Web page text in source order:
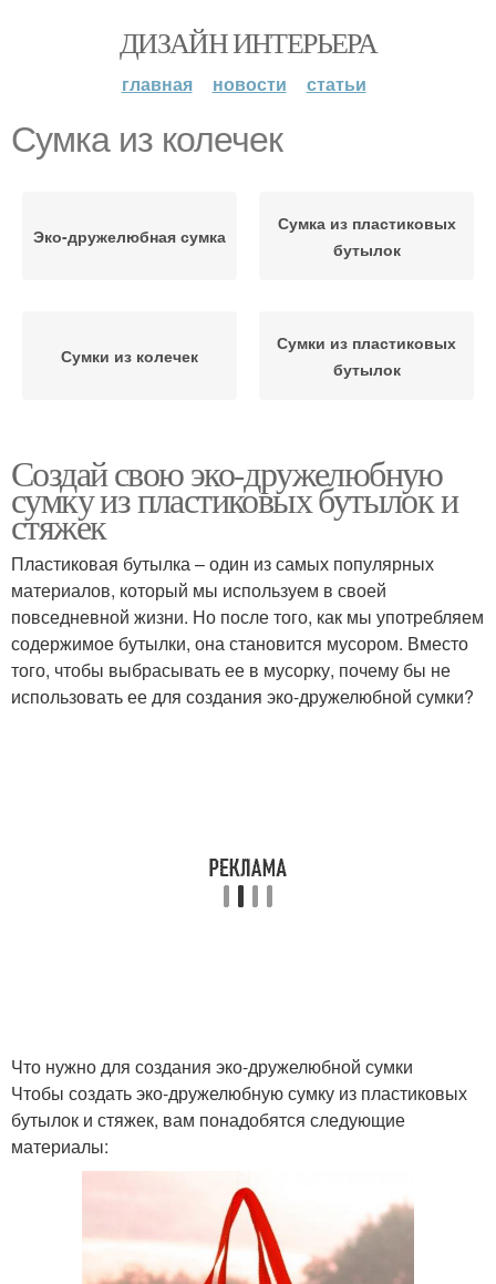
ДИЗАЙН ИНТЕРЬЕРА
главная новости статьи
Сумка из колечек
Эко-дружелюбная сумка
Сумка из пластиковых
бутылок
Сумки из колечек
Сумки из пластиковых
бутылок
Создай свою эко-дружелюбную
сумку из пластиковых бутылок и
стяжек
Пластиковая бутылка – один из самых популярных
материалов, который мы используем в своей
повседневной жизни. Но после того, как мы употребляем
содержимое бутылки, она становится мусором. Вместо
того, чтобы выбрасывать ее в мусорку, почему бы не
использовать ее для создания эко-дружелюбной сумки?
Что нужно для создания эко-дружелюбной сумки
Чтобы создать эко-дружелюбную сумку из пластиковых
бутылок и стяжек, вам понадобятся следующие
материалы: